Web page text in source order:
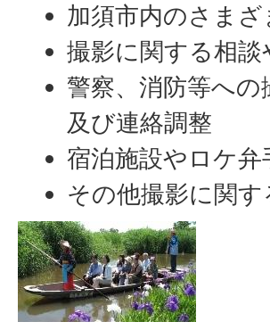
加須市内のさま
撮影に関する相
警察、消防等へ
及び連絡調整
宿泊施設やロケ
その他撮影に関す